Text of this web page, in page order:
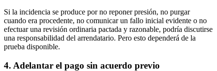
Si la incidencia se produce por no reponer presión, no purgar
cuando era procedente, no comunicar un fallo inicial evidente o no
efectuar una revisión ordinaria pactada y razonable, podría discutirse
una responsabilidad del arrendatario. Pero esto dependerá de la
prueba disponible.
4. Adelantar el pago sin acuerdo previo